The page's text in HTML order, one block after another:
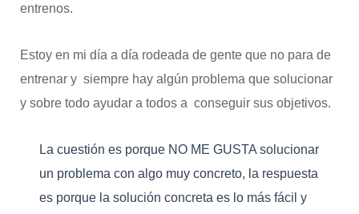
entrenos.
Estoy en mi día a día rodeada de gente que no para de
entrenar y siempre hay algún problema que solucionar
y sobre todo ayudar a todos a conseguir sus objetivos.
La cuestión es porque NO ME GUSTA solucionar
un problema con algo muy concreto, la respuesta
es porque la solución concreta es lo más fácil y